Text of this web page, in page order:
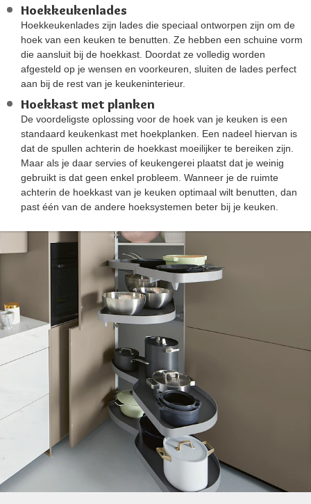
Hoekkeukenlades
Hoekkeukenlades zijn lades die speciaal ontworpen zijn om de
hoek van een keuken te benutten. Ze hebben een schuine vorm
die aansluit bij de hoekkast. Doordat ze volledig worden
afgesteld op je wensen en voorkeuren, sluiten de lades perfect
aan bij de rest van je keukeninterieur.
Hoekkast met planken
De voordeligste oplossing voor de hoek van je keuken is een
standaard keukenkast met hoekplanken. Een nadeel hiervan is
dat de spullen achterin de hoekkast moeilijker te bereiken zijn.
Maar als je daar servies of keukengerei plaatst dat je weinig
gebruikt is dat geen enkel probleem. Wanneer je de ruimte
achterin de hoekkast van je keuken optimaal wilt benutten, dan
past één van de andere hoeksystemen beter bij je keuken.